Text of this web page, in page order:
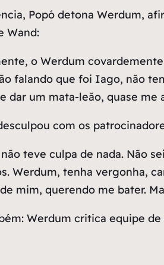
Popó detona Werdum,
Wand:
o Werdum
falando que foi Iago, não
dar um mata-leão, quase me
com os
teve culpa de nada. Não
Werdum, tenha vergonha,
mim, querendo me bater.
Werdum critica equipe